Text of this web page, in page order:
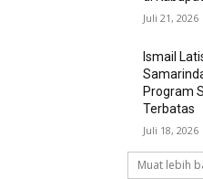
Juli 21, 2026
Ismail
Program
Terbatas
Juli 18, 2026
Muat lebih